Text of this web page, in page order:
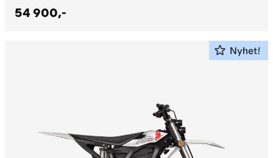
54 900,-
Nyhet!